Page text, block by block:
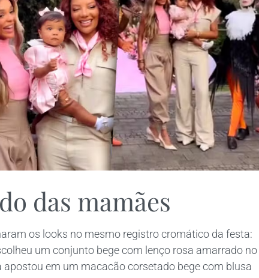
das mamães
os looks no mesmo registro cromático da festa:
um conjunto bege com lenço rosa amarrado no
em um macacão corsetado bege com blusa